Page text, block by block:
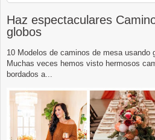
Haz espectaculares
globos
10 Modelos de caminos de mesa usando
Muchas veces hemos visto hermosos
bordados a...